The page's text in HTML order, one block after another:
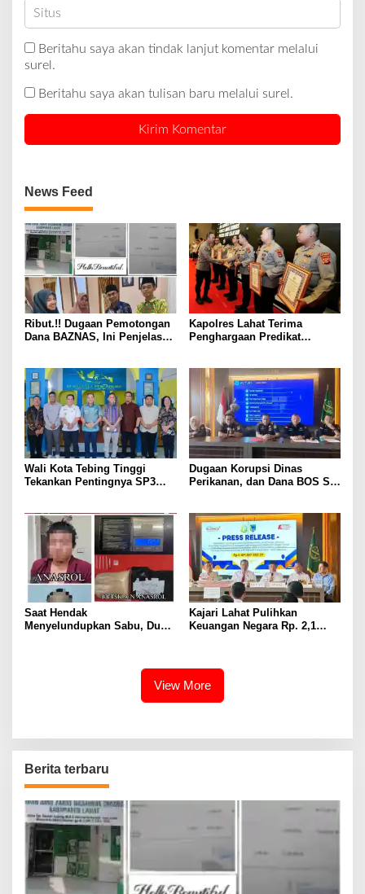
Beritahu saya akan tindak lanjut komentar melalui
surel.
Beritahu saya akan tulisan baru melalui surel.
News Feed
Ribut.!! Dugaan Pemotongan
Dana BAZNAS, Ini Penjelasan
Kapolres Lahat Terima
Penghargaan Predikat
Wali Kota Tebing Tinggi
Tekankan Pentingnya SP3
Dugaan Korupsi Dinas
Perikanan, dan Dana BOS SD
Saat Hendak
Menyelundupkan Sabu, Dua
Kajari Lahat Pulihkan
Keuangan Negara Rp. 2,1
View More
Berita terbaru